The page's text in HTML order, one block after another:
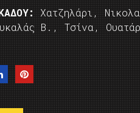
Χατζηλάρι,
Β., Τσίνα,